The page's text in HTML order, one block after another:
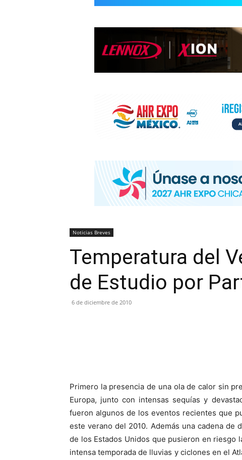
INFORMACIÓN
HVAC/R
DE
Noticias Breves
Temperatura del
de Estudio por
6 de diciembre de 2010
Primero la presencia de una ola de calor sin
Europa, junto con intensas sequías y
fueron algunos de los eventos recientes que
este verano del 2010. Además una cadena
de los Estados Unidos que pusieron en riesgo
intensa temporada de lluvias y ciclones en el